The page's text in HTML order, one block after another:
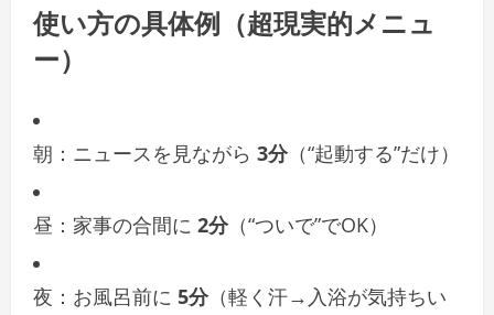
使い方の具体例（超現実的メニュ
ー）
朝：ニュースを見ながら 3分（“起動する”だけ）
昼：家事の合間に 2分（“ついで”でOK）
夜：お風呂前に 5分（軽く汗→入浴が気持ちい